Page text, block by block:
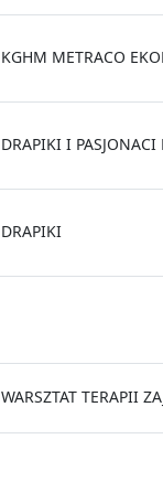
KGHM METRACO
DRAPIKI I
DRAPIKI
WARSZTAT TERAPII